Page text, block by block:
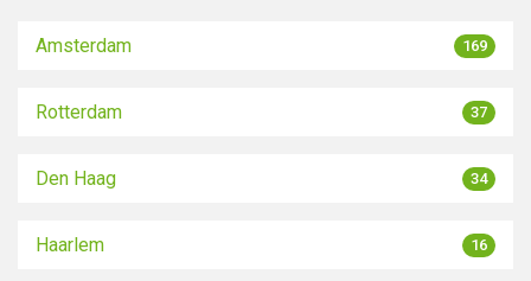
Amsterdam 169
Rotterdam 37
Den Haag 34
Haarlem 16